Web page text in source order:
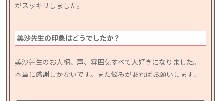
がスッキリしました。
美沙先生の印象はどうでしたか？
美沙先生のお人柄、声、雰囲気すべて大好きになりました。
本当に感謝しかないです。また悩みがあればお願いします、